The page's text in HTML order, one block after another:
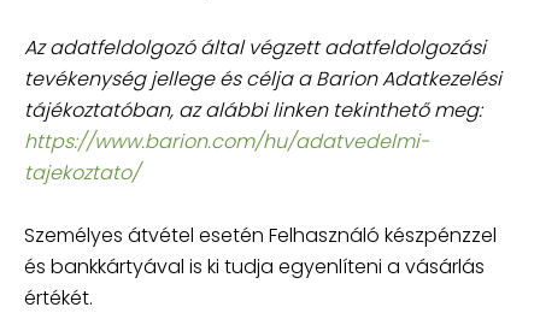
Az adatfeldolgozó által végzett adatfeldolgozási
tevékenység jellege és célja a Barion Adatkezelési
tájékoztatóban, az alábbi linken tekinthető meg:
https://www.barion.com/hu/adatvedelmi-
tajekoztato/
Személyes átvétel esetén Felhasználó készpénzzel
és bankkártyával is ki tudja egyenlíteni a vásárlás
értékét.